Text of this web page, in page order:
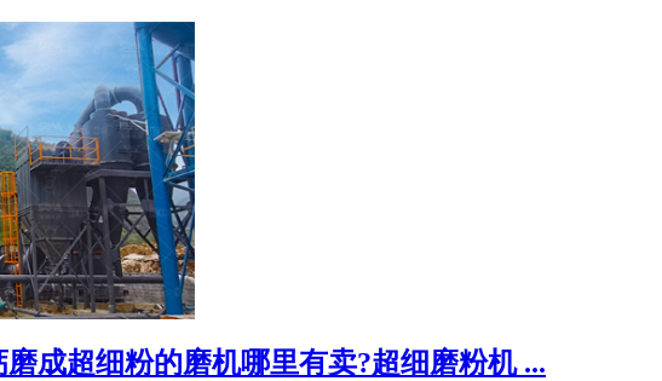
成超细粉的磨机哪里有卖?超细磨粉机 ...